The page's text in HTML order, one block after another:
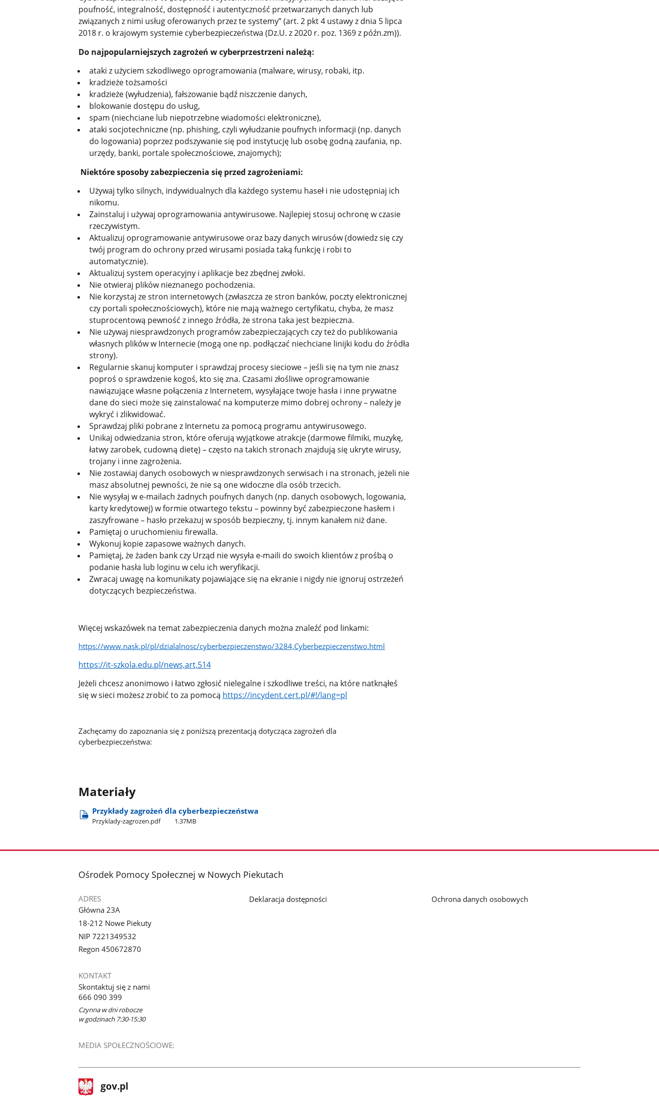
poufność, integralność, dostępność i autentyczność przetwarzanych danych lub
związanych z nimi usług oferowanych przez te systemy” (art. 2 pkt 4 ustawy z dnia 5 lipca
2018 r. o krajowym systemie cyberbezpieczeństwa (Dz.U. z 2020 r. poz. 1369 z późn.zm)).
Do najpopularniejszych zagrożeń w cyberprzestrzeni należą:
ataki z użyciem szkodliwego oprogramowania (malware, wirusy, robaki, itp.
kradzieże tożsamości
kradzieże (wyłudzenia), fałszowanie bądź niszczenie danych,
blokowanie dostępu do usług,
spam (niechciane lub niepotrzebne wiadomości elektroniczne),
ataki socjotechniczne (np. phishing, czyli wyłudzanie poufnych informacji (np. danych
do logowania) poprzez podszywanie się pod instytucję lub osobę godną zaufania, np.
urzędy, banki, portale społecznościowe, znajomych);
Niektóre sposoby zabezpieczenia się przed zagrożeniami:
Używaj tylko silnych, indywidualnych dla każdego systemu haseł i nie udostępniaj ich
nikomu.
Zainstaluj i używaj oprogramowania antywirusowe. Najlepiej stosuj ochronę w czasie
rzeczywistym.
Aktualizuj oprogramowanie antywirusowe oraz bazy danych wirusów (dowiedz się czy
twój program do ochrony przed wirusami posiada taką funkcję i robi to
automatycznie).
Aktualizuj system operacyjny i aplikacje bez zbędnej zwłoki.
Nie otwieraj plików nieznanego pochodzenia.
Nie korzystaj ze stron internetowych (zwłaszcza ze stron banków, poczty elektronicznej
czy portali społecznościowych), które nie mają ważnego certyfikatu, chyba, że masz
stuprocentową pewność z innego źródła, że strona taka jest bezpieczna.
Nie używaj niesprawdzonych programów zabezpieczających czy też do publikowania
własnych plików w Internecie (mogą one np. podłączać niechciane linijki kodu do źródła
strony).
Regularnie skanuj komputer i sprawdzaj procesy sieciowe – jeśli się na tym nie znasz
poproś o sprawdzenie kogoś, kto się zna. Czasami złośliwe oprogramowanie
nawiązujące własne połączenia z Internetem, wysyłające twoje hasła i inne prywatne
dane do sieci może się zainstalować na komputerze mimo dobrej ochrony – należy je
wykryć i zlikwidować.
Sprawdzaj pliki pobrane z Internetu za pomocą programu antywirusowego.
Unikaj odwiedzania stron, które oferują wyjątkowe atrakcje (darmowe filmiki, muzykę,
łatwy zarobek, cudowną dietę) – często na takich stronach znajdują się ukryte wirusy,
trojany i inne zagrożenia.
Nie zostawiaj danych osobowych w niesprawdzonych serwisach i na stronach, jeżeli nie
masz absolutnej pewności, że nie są one widoczne dla osób trzecich.
Nie wysyłaj w e-mailach żadnych poufnych danych (np. danych osobowych, logowania,
karty kredytowej) w formie otwartego tekstu – powinny być zabezpieczone hasłem i
zaszyfrowane – hasło przekazuj w sposób bezpieczny, tj. innym kanałem niż dane.
Pamiętaj o uruchomieniu firewalla.
Wykonuj kopie zapasowe ważnych danych.
Pamiętaj, że żaden bank czy Urząd nie wysyła e-maili do swoich klientów z prośbą o
podanie hasła lub loginu w celu ich weryfikacji.
Zwracaj uwagę na komunikaty pojawiające się na ekranie i nigdy nie ignoruj ostrzeżeń
dotyczących bezpieczeństwa.
Więcej wskazówek na temat zabezpieczenia danych można znaleźć pod linkami:
https://www.nask.pl/pl/dzialalnosc/cyberbezpieczenstwo/3284,Cyberbezpieczenstwo.html
https://it-szkola.edu.pl/news,art,514
Jeżeli chcesz anonimowo i łatwo zgłosić nielegalne i szkodliwe treści, na które natknąłeś
się w sieci możesz zrobić to za pomocą https://incydent.cert.pl/#!/lang=pl
Zachęcamy do zapoznania się z poniższą prezentacją dotycząca zagrożeń dla
cyberbezpieczeństwa:
Materiały
Przykłady zagrożeń dla cyberbezpieczeństwa
Przyklady-zagrozen.pdf 1.37MB
stopka
Ośrodek Pomocy Społecznej w Nowych Piekutach
ADRES
Główna 23A
18-212 Nowe Piekuty
NIP 7221349532
Regon 450672870
KONTAKT
Skontaktuj się z nami
666 090 399
Czynna w dni robocze
w godzinach 7:30-15:30
MEDIA SPOŁECZNOŚCIOWE:
Deklaracja dostępności Ochrona danych osobowych
stopka
gov.pl Strona
gov.pl